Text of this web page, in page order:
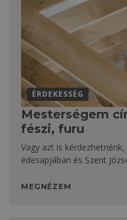
ÉRDEKESSÉG
Mesterségem
fészi, furu
Vagy azt is
édesapjában és Szent
MEGNÉZEM